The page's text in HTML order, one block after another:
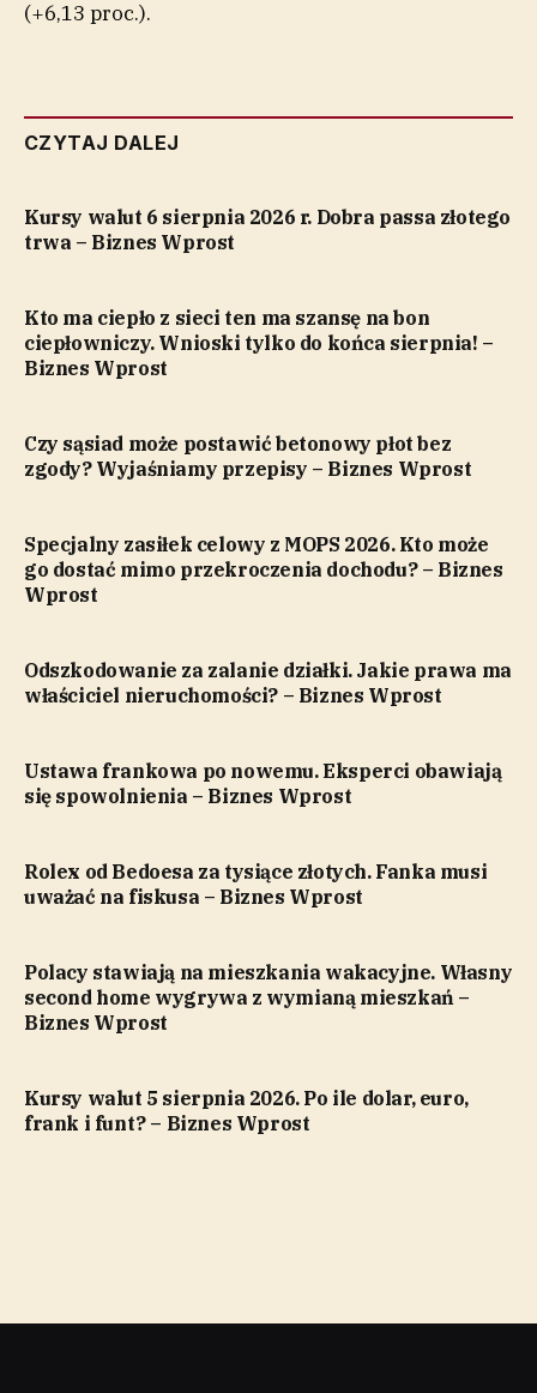
(+6,13 proc.).
CZYTAJ DALEJ
Kursy walut 6 sierpnia 2026 r. Dobra passa złotego
trwa – Biznes Wprost
Kto ma ciepło z sieci ten ma szansę na bon
ciepłowniczy. Wnioski tylko do końca sierpnia! –
Biznes Wprost
Czy sąsiad może postawić betonowy płot bez
zgody? Wyjaśniamy przepisy – Biznes Wprost
Specjalny zasiłek celowy z MOPS 2026. Kto może
go dostać mimo przekroczenia dochodu? – Biznes
Wprost
Odszkodowanie za zalanie działki. Jakie prawa ma
właściciel nieruchomości? – Biznes Wprost
Ustawa frankowa po nowemu. Eksperci obawiają
się spowolnienia – Biznes Wprost
Rolex od Bedoesa za tysiące złotych. Fanka musi
uważać na fiskusa – Biznes Wprost
Polacy stawiają na mieszkania wakacyjne. Własny
second home wygrywa z wymianą mieszkań –
Biznes Wprost
Kursy walut 5 sierpnia 2026. Po ile dolar, euro,
frank i funt? – Biznes Wprost